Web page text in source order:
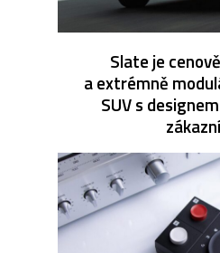
Slate je
a extrémně
SUV s